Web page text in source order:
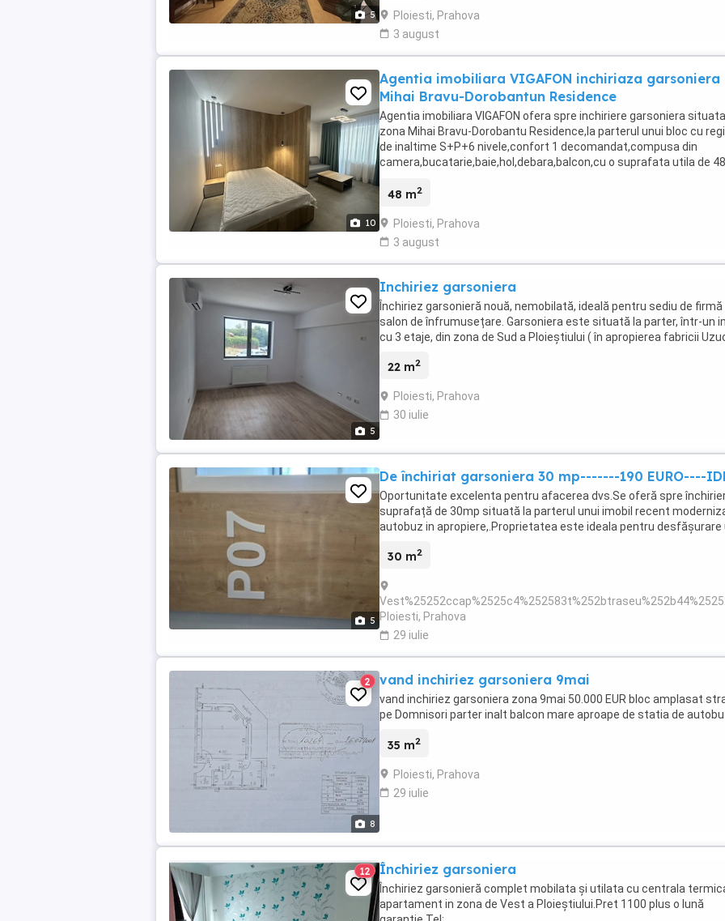
5
Ploiesti, Prahova
3 august
10
Agentia imobiliara VIGAFON inchiriaza garsoniera
Mihai Bravu-Dorobantun Residence
Agentia imobiliara VIGAFON ofera spre inchiriere garsoniera
zona Mihai Bravu-Dorobantu Residence,la parterul unui bloc cu
de inaltime S+P+6 nivele,confort 1 decomandat,compusa din
camera,bucatarie,baie,hol,debara,balcon,cu o suprafata utila de 48
48 m2
Ploiesti, Prahova
3 august
5
Inchiriez garsoniera
Închiriez garsonieră nouă, nemobilată, ideală pentru sediu de firmă
salon de înfrumusețare. Garsoniera este situată la parter, într-un
cu 3 etaje, din zona de Sud a Ploieștiului ( în apropierea fabricii
22 m2
Ploiesti, Prahova
30 iulie
5
De închiriat garsoniera 30 mp-------190 EURO----
Oportunitate excelenta pentru afacerea dvs.Se oferă spre
suprafață de 30mp situată la parterul unui imobil recent
autobuz in apropiere,.Proprietatea este ideala pentru desfășurare
30 m2
Ploiesti, Prahova
29 iulie
8
2 vand inchiriez garsoniera 9mai
vand inchiriez garsoniera zona 9mai 50.000 EUR bloc amplasat
pe Domnisori parter inalt balcon mare aproape de statia de
35 m2
Ploiesti, Prahova
29 iulie
12 Închiriez garsoniera
Închiriez garsonieră complet mobilata și utilata cu centrala
apartament in zona de Vest a Ploieștiului.Pret 1100 plus o lună